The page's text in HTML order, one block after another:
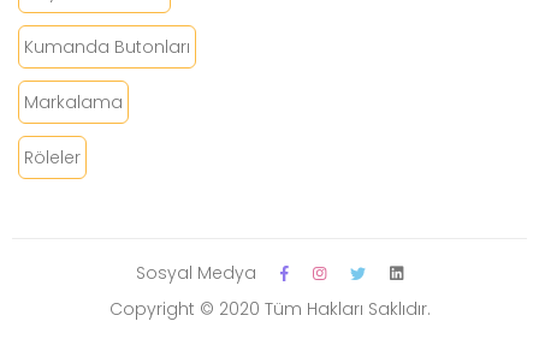
Kumanda Butonları
Markalama
Röleler
Copyright © 2020 Tüm Hakları Saklıdır.
Sosyal Medya